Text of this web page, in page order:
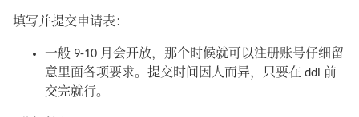
填写并提交申请表：
一般 9-10 月会开放，那个时候就可以注册账号仔细留
意里面各项要求。提交时间因人而异，只要在 ddl 前
交完就行。